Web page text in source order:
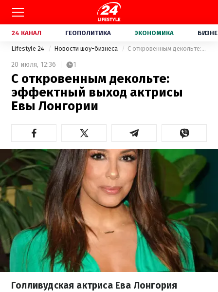
24 КАНАЛ ГЕОПОЛИТИКА ЭКОНОМИКА
Lifestyle 24 Новости шоу-бизнеса С откровенным декольте: эффектный выход актрисы Евы Лонгории
20 июля, 12:36 1
С откровенным декольте:
эффектный выход актрисы
Евы Лонгории
Голливудская актриса Ева Лонгория